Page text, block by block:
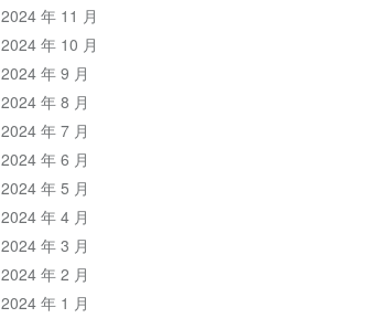
2024 年 11 月
2024 年 10 月
2024 年 9 月
2024 年 8 月
2024 年 7 月
2024 年 6 月
2024 年 5 月
2024 年 4 月
2024 年 3 月
2024 年 2 月
2024 年 1 月